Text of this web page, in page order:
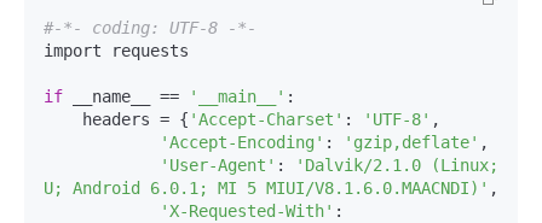
#-*- coding: UTF-8 -*-
import requests
if __name__ == '__main__' :
    headers = {
'Accept-Charset' : 'UTF-8' ,
'Accept-Encoding' : 'gzip,deflate' ,
'User-Agent' :
'Dalvik/2.1.0 (Linux;
U; Android 6.0.1; MI 5 MIUI/V8.1.6.0.MAACNDI)' ,
'X-Requested-With'